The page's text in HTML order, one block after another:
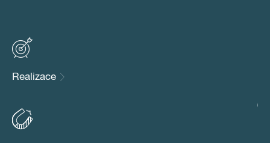
Realizace